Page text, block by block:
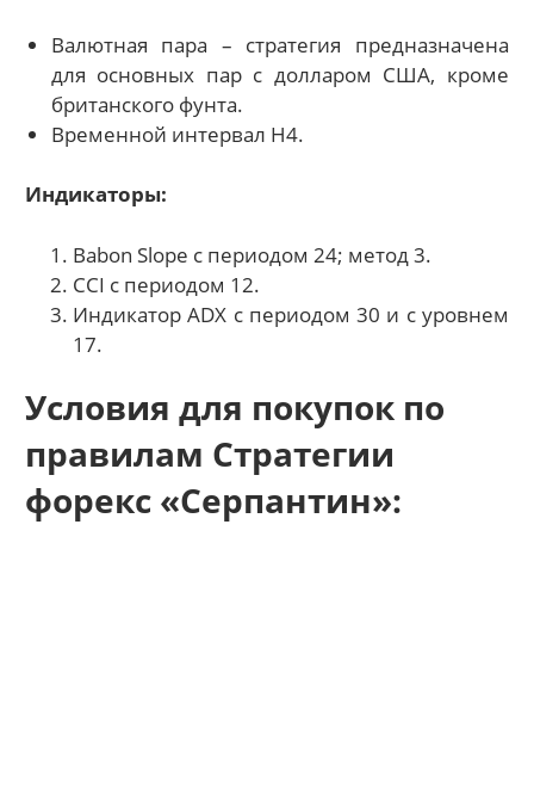
Валютная пара – стратегия предназначена
для основных пар с долларом США, кроме
британского фунта.
Временной интервал Н4.
Индикаторы:
Babon Slope с периодом 24; метод 3.
CCI с периодом 12.
Индикатор ADX с периодом 30 и с уровнем
17.
Условия для покупок по
правилам Стратегии
форекс «Серпантин»: